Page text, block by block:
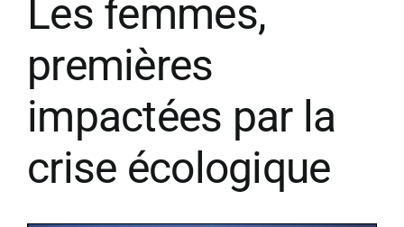
Les femmes,
premières
impactées par la
crise écologique